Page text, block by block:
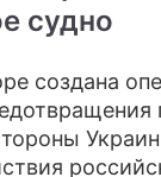
судно
создана